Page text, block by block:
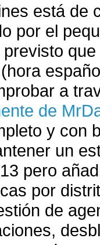
está de
por el
previsto
a
de
y con
un
pero
por
de